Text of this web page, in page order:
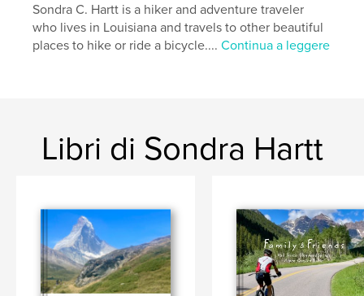
Sondra C. Hartt is a hiker and adventure traveler
who lives in Louisiana and travels to other beautiful
places to hike or ride a bicycle....Continua a leggere
Libri di Sondra Hartt